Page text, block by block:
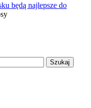
będą najlepsze do